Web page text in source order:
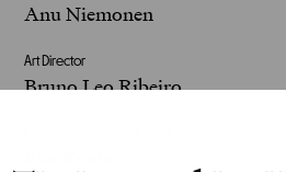
Anu Niemonen
Art Director
Bruno Leo Ribeiro